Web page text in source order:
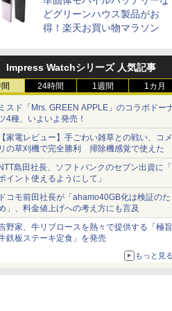
どグリーンハウス製品がお
得！楽天お買い物マラソン
Impress Watchシリーズ 人気記事
24時間 1週間 1カ月
スド「Mrs. GREEN APPLE」のコラボドー
4種、いよいよ発売！
家電レビュー】手ごわい雑草との戦い、コメ
の草刈機で完全勝利 掃除機感覚で使えた
島田社長、ソフトバンクのセブン出資に
イント使えるようにして」
コモ前田社長が「ahamo40GB化は検証のた
」、料金値上げへの考え方にも言及
野家、牛リブロースを熱々で提供する「極旨
鉄板ステーキ定食」を発売
もっと見る